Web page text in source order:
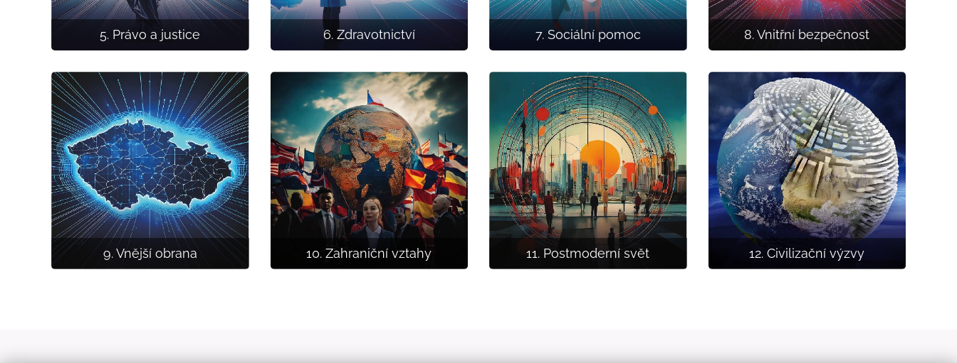
5. Právo a justice 6. Zdravotnictví 7. Sociální pomoc 8. Vnitřní bezpečnost
9. Vnější obrana 10. Zahraniční vztahy 11. Postmoderní svět 12. Civilizační výzvy